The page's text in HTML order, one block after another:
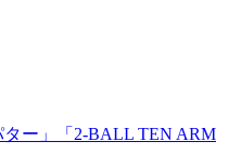
ー」
「2-BALL TEN ARM